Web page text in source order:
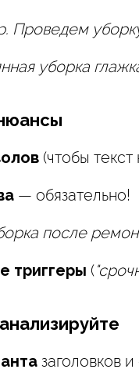
Проведем
уборка
(чтобы
— обязательно!
после
триггеры (
заголовков